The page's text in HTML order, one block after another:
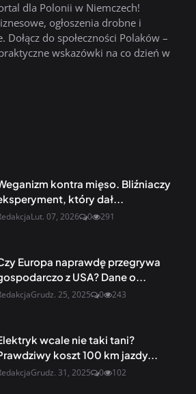
dla Polonii w Niemczech!
ogłoszenia drobne i
do społeczności Polaków –
wskazówki na co dzień w
kontra mięso. Bliźniaczy
który dał...
Lut. 07, 2026 0 291
Europa naprawdę przegrywa
z USA? Dane o...
Grudz. 25, 2025 0 243
wcale nie taki tani?
koszt 100 km jazdy...
Grudz. 31, 2025 0 102